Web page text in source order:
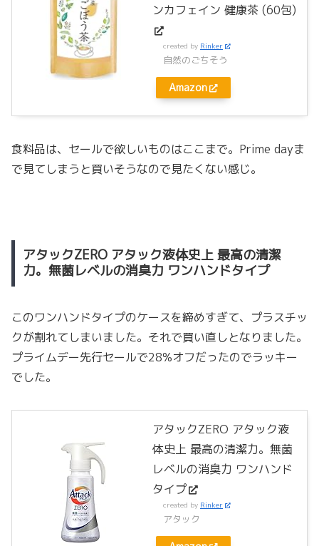
ンカフェイン 健康茶 (60包)
created by Rinker
自然のごちそう
Amazon
食料品は、セールで欲しいものはここまで。Prime dayま
で見てしまうと買いそうなので見たくない感じ。
アタックZERO アタック液体史上 最高の清潔
力。無菌レベルの消臭力 ワンハンドタイプ
このワンハンドタイプのケースを締めすぎて、プラスチッ
クが割れてしまいました。それで買い直しとなりました。
プライムデー先行セールで28%オフだったのでラッキー
でした。
アタックZERO アタック液
体史上 最高の清潔力。無菌
レベルの消臭力 ワンハンド
タイプ
created by Rinker
アタック